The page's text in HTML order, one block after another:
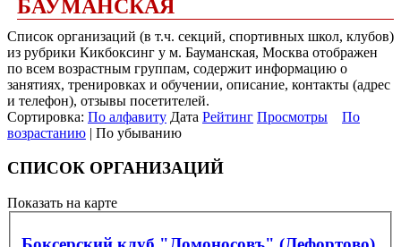
БАУМАНСКАЯ
Список организаций (в т.ч. секций, спортивных школ, клубов)
из рубрики Кикбоксинг у м. Бауманская, Москва отображен
по всем возрастным группам, содержит информацию о
занятиях, тренировках и обучении, описание, контакты (адрес
и телефон), отзывы посетителей.
Сортировка: По алфавиту Дата Рейтинг Просмотры
По
возрастанию | По убыванию
СПИСОК ОРГАНИЗАЦИЙ
Показать на карте